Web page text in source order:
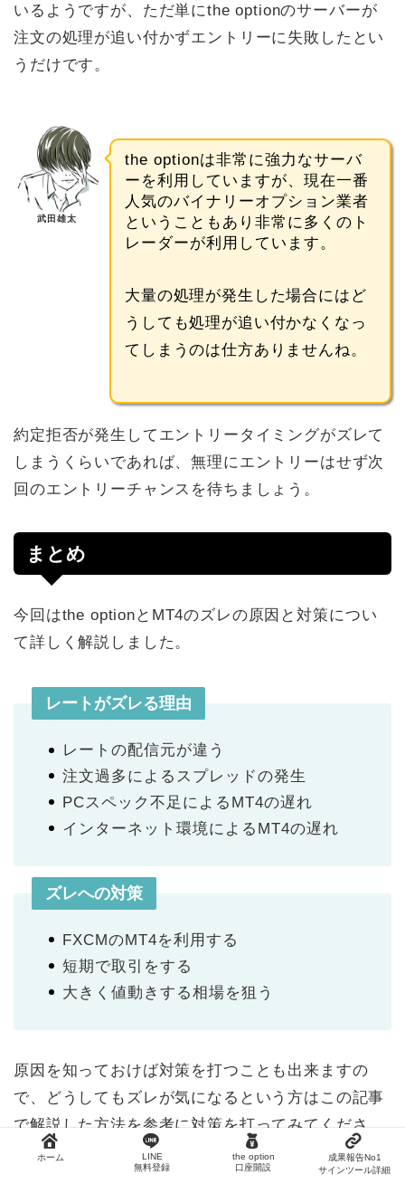
いるようですが、ただ単にthe optionのサーバーが
注文の処理が追い付かずエントリーに失敗したとい
うだけです。
武田雄太
the optionは非常に強力なサーバ
ーを利用していますが、現在一番
人気のバイナリーオプション業者
ということもあり非常に多くのト
レーダーが利用しています。
大量の処理が発生した場合にはど
うしても処理が追い付かなくなっ
てしまうのは仕方ありませんね。
約定拒否が発生してエントリータイミングがズレて
しまうくらいであれば、無理にエントリーはせず次
回のエントリーチャンスを待ちましょう。
まとめ
今回はthe optionとMT4のズレの原因と対策につい
て詳しく解説しました。
レートがズレる理由
レートの配信元が違う
注文過多によるスプレッドの発生
PCスペック不足によるMT4の遅れ
インターネット環境によるMT4の遅れ
ズレへの対策
FXCMのMT4を利用する
短期で取引をする
大きく値動きする相場を狙う
原因を知っておけば対策を打つことも出来ますの
で、どうしてもズレが気になるという方はこの記事
で解説した方法を参考に対策を打ってみてくださ
い。ホーム
LINE
無料登録
the option
口座開設
成果報告No1
サインツール詳細